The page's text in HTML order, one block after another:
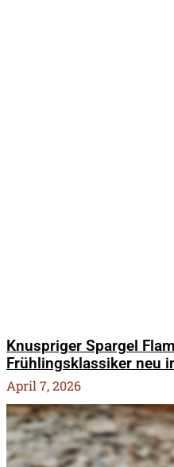
Knuspriger Spargel
Frühlingsklassiker neu
April 7, 2026